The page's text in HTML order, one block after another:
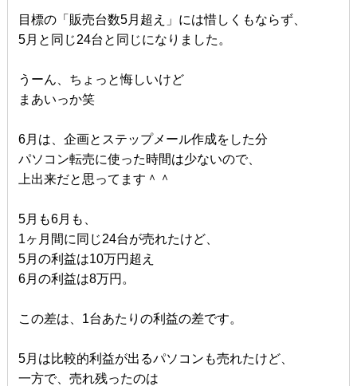
目標の「販売台数5月超え」には惜しくもならず、
5月と同じ24台と同じになりました。
うーん、ちょっと悔しいけど
まあいっか笑
6月は、企画とステップメール作成をした分
パソコン転売に使った時間は少ないので、
上出来だと思ってます＾＾
5月も6月も、
1ヶ月間に同じ24台が売れたけど、
5月の利益は10万円超え
6月の利益は8万円。
この差は、1台あたりの利益の差です。
5月は比較的利益が出るパソコンも売れたけど、
一方で、売れ残ったのは